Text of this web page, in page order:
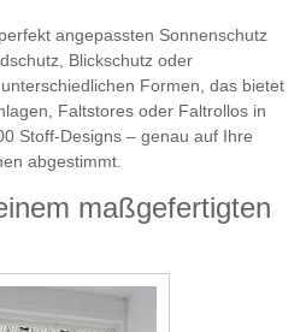
angepassten Sonnenschutz
Blickschutz oder
Formen, das bietet
Faltstores oder Faltrollos in
Stoff-Designs ‒ genau auf Ihre
abgestimmt.
maßgefertigten